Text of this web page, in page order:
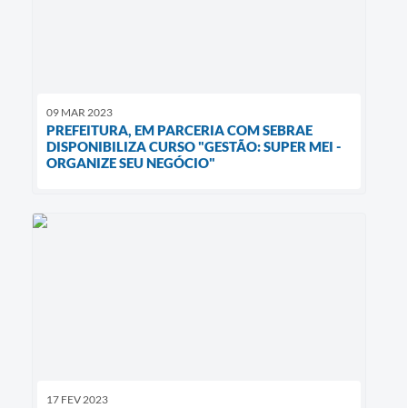
09 MAR 2023
PREFEITURA, EM PARCERIA COM SEBRAE
DISPONIBILIZA CURSO "GESTÃO: SUPER MEI -
ORGANIZE SEU NEGÓCIO"
17 FEV 2023